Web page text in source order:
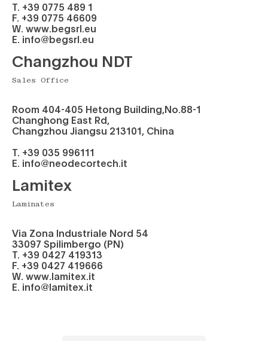
T. +39 0775 489 1
F. +39 0775 46609
W. www.begsrl.eu
E. info@begsrl.eu
Changzhou NDT
Sales Office
Room 404-405 Hetong Building,No.88-1
Changhong East Rd,
Changzhou Jiangsu 213101, China
T. +39 035 996111
E. info@neodecortech.it
Lamitex
Laminates
Via Zona Industriale Nord 54
33097 Spilimbergo (PN)
T. +39 0427 419313
F. +39 0427 419666
W. www.lamitex.it
E. info@lamitex.it